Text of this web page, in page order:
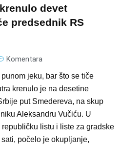
devet
predsednik RS
Komentara
jeku, bar što se tiče
krenulo je na desetine
put Smedereva, na skup
Aleksandru Vučiću. U
listu i liste za gradske
počelo je okupljanje,